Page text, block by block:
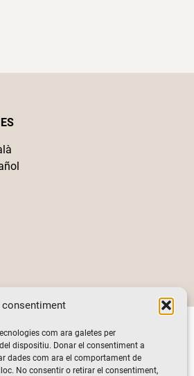
consentiment
com ara galetes per
dispositiu. Donar el consentiment a
dades com ara el comportament de
No consentir o retirar el consentiment,